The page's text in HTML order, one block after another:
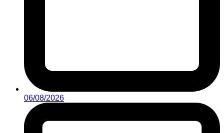
06/08/2026